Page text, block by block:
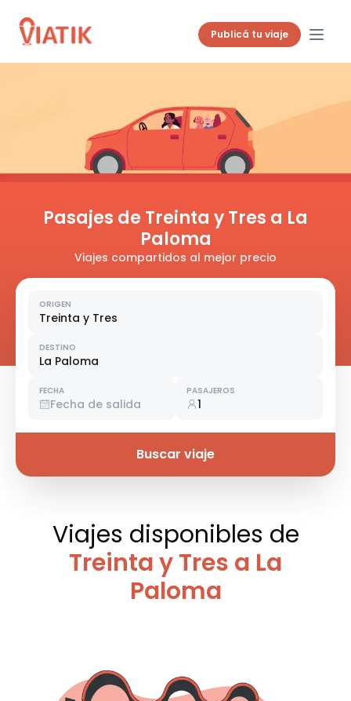
Publicá tu viaje
Pasajes de Treinta y Tres a La
Paloma
Viajes compartidos al mejor precio
ORIGEN
Treinta y Tres
DESTINO
La Paloma
FECHA
Fecha de salida
PASAJEROS
1
Buscar viaje
Viajes disponibles de
Treinta y Tres a La
Paloma